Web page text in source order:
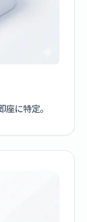
に特定。